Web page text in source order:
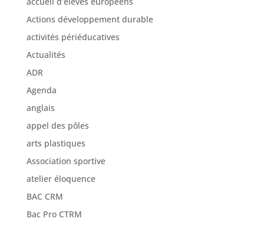
Actions développement durable
activités périéducatives
Actualités
ADR
Agenda
anglais
appel des pôles
arts plastiques
Association sportive
atelier éloquence
BAC CRM
Bac Pro CTRM